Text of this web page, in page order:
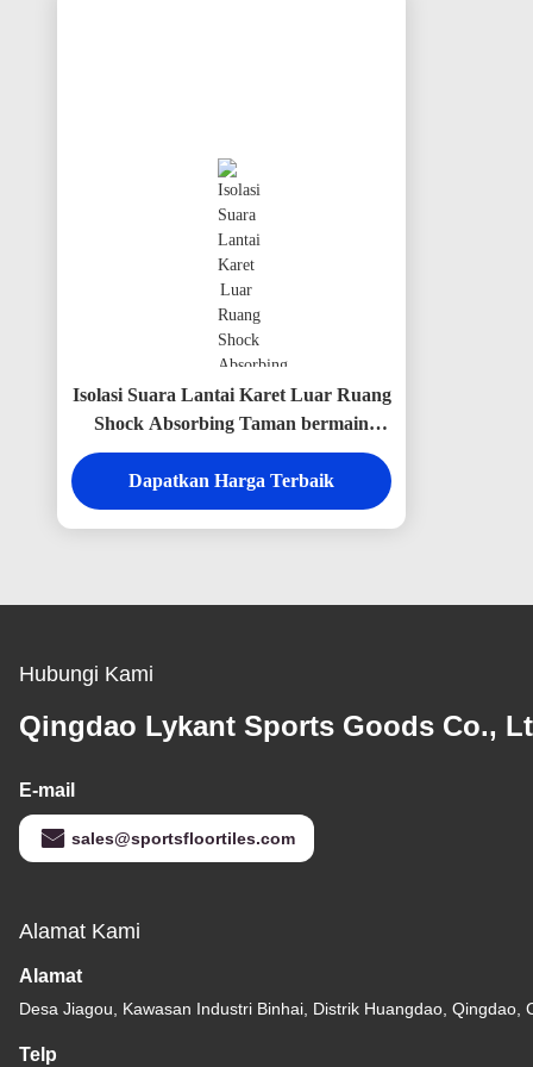
Isolasi Suara Lantai Karet Luar Ruang
Shock Absorbing Taman bermain
Luar Ruang Karet Mats Biru
Dapatkan Harga Terbaik
Hubungi Kami
Qingdao Lykant Sports Goods Co.,
E-mail
sales@sportsfloortiles.com
Alamat Kami
Alamat
Desa Jiagou, Kawasan Industri Binhai, Distrik Huangdao, Qingdao,
Telp